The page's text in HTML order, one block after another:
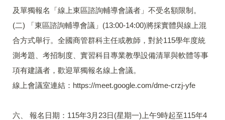
及單獨報名「線上東區諮詢輔導會議者」不受名額限制。
(二) 「東區諮詢輔導會議」(13:00-14:00)將採實體與線上混
合方式舉行。全國商管群科主任或教師，對於115學年度統
測考題、考招制度、實習科目專業教學設備清單與軟體等事
項有建議者，歡迎單獨報名線上會議。
線上會議室連結：https://meet.google.com/dme-crzj-yfe
六、 報名日期：115年3月23日(星期一)上午9時起至115年4